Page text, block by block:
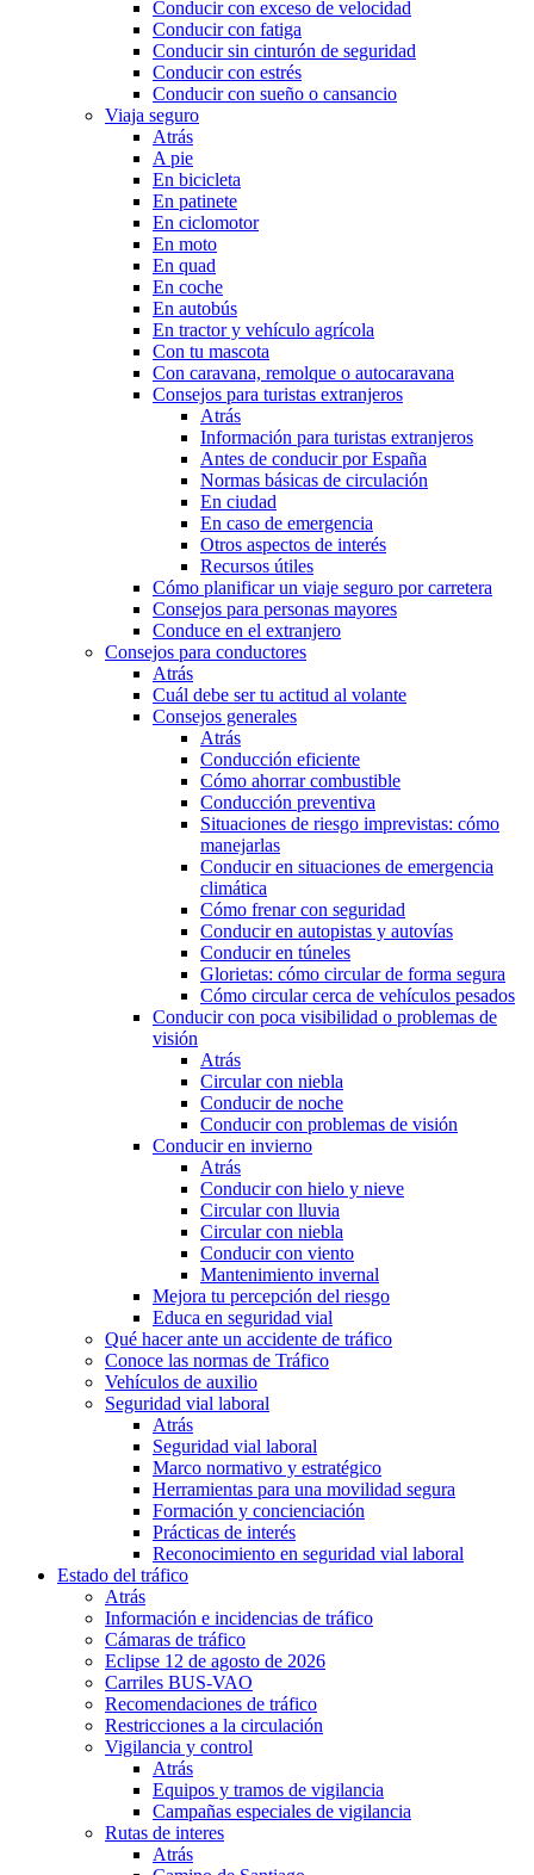
Conducir con exceso de velocidad
Conducir con fatiga
Conducir sin cinturón de seguridad
Conducir con estrés
Conducir con sueño o cansancio
Viaja seguro
Atrás
A pie
En bicicleta
En patinete
En ciclomotor
En moto
En quad
En coche
En autobús
En tractor y vehículo agrícola
Con tu mascota
Con caravana, remolque o autocaravana
Consejos para turistas extranjeros
Atrás
Información para turistas extranjeros
Antes de conducir por España
Normas básicas de circulación
En ciudad
En caso de emergencia
Otros aspectos de interés
Recursos útiles
Cómo planificar un viaje seguro por carretera
Consejos para personas mayores
Conduce en el extranjero
Consejos para conductores
Atrás
Cuál debe ser tu actitud al volante
Consejos generales
Atrás
Conducción eficiente
Cómo ahorrar combustible
Conducción preventiva
Situaciones de riesgo imprevistas: cómo
manejarlas
Conducir en situaciones de emergencia
climática
Cómo frenar con seguridad
Conducir en autopistas y autovías
Conducir en túneles
Glorietas: cómo circular de forma segura
Cómo circular cerca de vehículos pesados
Conducir con poca visibilidad o problemas de
visión
Atrás
Circular con niebla
Conducir de noche
Conducir con problemas de visión
Conducir en invierno
Atrás
Conducir con hielo y nieve
Circular con lluvia
Circular con niebla
Conducir con viento
Mantenimiento invernal
Mejora tu percepción del riesgo
Educa en seguridad vial
Qué hacer ante un accidente de tráfico
Conoce las normas de Tráfico
Vehículos de auxilio
Seguridad vial laboral
Atrás
Seguridad vial laboral
Marco normativo y estratégico
Herramientas para una movilidad segura
Formación y concienciación
Prácticas de interés
Reconocimiento en seguridad vial laboral
Estado del tráfico
Atrás
Información e incidencias de tráfico
Cámaras de tráfico
Eclipse 12 de agosto de 2026
Carriles BUS-VAO
Recomendaciones de tráfico
Restricciones a la circulación
Vigilancia y control
Atrás
Equipos y tramos de vigilancia
Campañas especiales de vigilancia
Rutas de interes
Atrás